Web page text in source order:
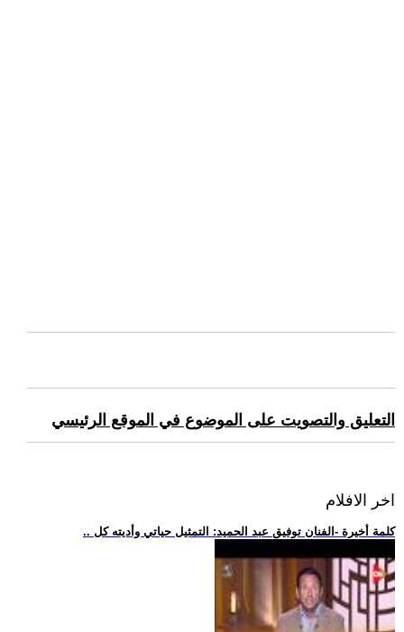
التعليق والتصويت على الموضوع في الموقع الرئيسي
اخر الافلام
.. كلمة أخيرة -الفنان توفيق عبد الحميد: التمثيل حياتي وأديته كل